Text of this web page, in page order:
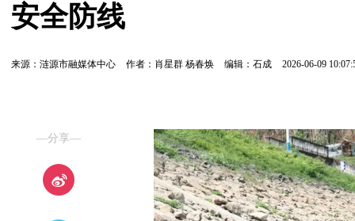
安全防线
来源：涟源市融媒体中心 作者：肖星群 杨春焕 编辑：石成 2026-06-09
—分享—